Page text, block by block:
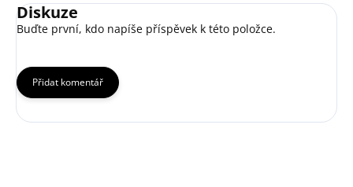
Diskuze
Buďte první, kdo napíše příspěvek k této položce.
Přidat komentář